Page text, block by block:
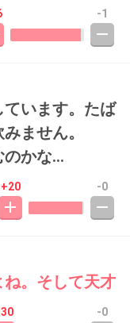
-1
ています。たば
ません。
のかな…
+20 -0
。そして天才
-0